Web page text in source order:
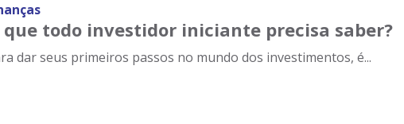
que todo investidor iniciante precisa saber?
dar seus primeiros passos no mundo dos investimentos, é...